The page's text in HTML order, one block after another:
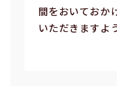
間をおいておか
いただきますよ